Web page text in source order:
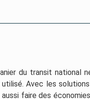
du transit national
Avec les
faire des